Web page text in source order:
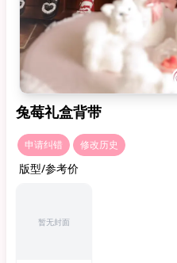
兔莓礼盒背带
申请纠错 修改历史
版型/参考价
暂无封面